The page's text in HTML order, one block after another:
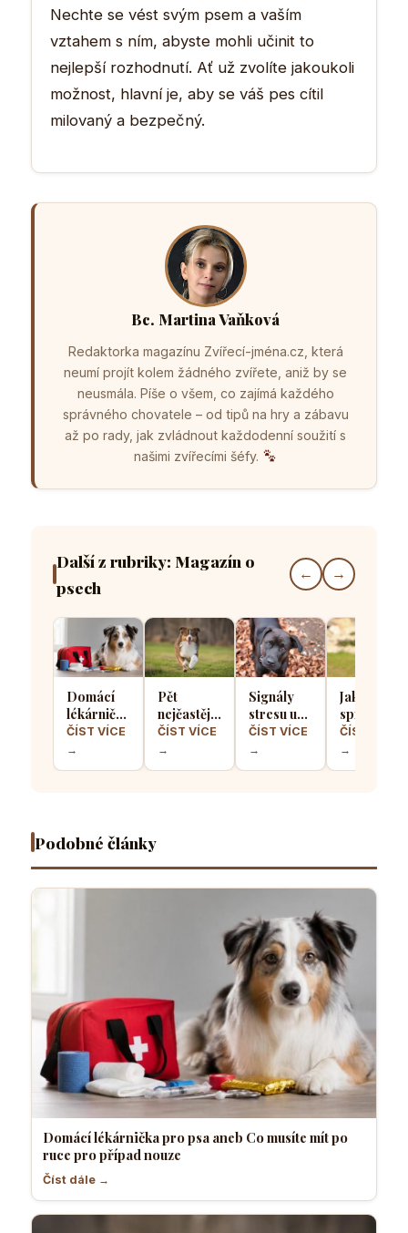
Nechte se vést svým psem a vaším
vztahem s ním, abyste mohli učinit to
nejlepší rozhodnutí. Ať už zvolíte jakoukoli
možnost, hlavní je, aby se váš pes cítil
milovaný a bezpečný.
Bc. Martina Vaňková
Redaktorka magazínu Zvířecí-jména.cz, která
neumí projít kolem žádného zvířete, aniž by se
neusmála. Píše o všem, co zajímá každého
správného chovatele – od tipů na hry a zábavu
až po rady, jak zvládnout každodenní soužití s
našimi zvířecími šéfy.
Další z rubriky: Magazín o
psech
← →
Domácí
lékárnička
pro psa
aneb Co
musíte mít
nouze
ČÍST VÍCE
→
Pět
nejčastějších
chyb při
výcviku
přivolání
ČÍST VÍCE
→
Signály
stresu u
psů: Jak
poznat, že
se váš
ČÍST VÍCE
→
Jak
správně
štěně, aby
z něj
ČÍST VÍCE
→
Podobné články
Domácí lékárnička pro psa aneb Co musíte mít po
ruce pro případ nouze
Číst dále →